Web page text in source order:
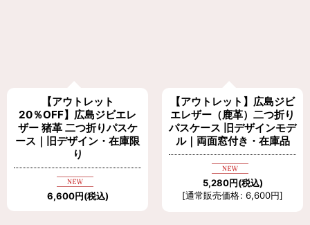
【アウトレット
20％OFF】広島ジビエレ
ザー 猪革 二つ折りパスケ
ース｜旧デザイン・在庫限
り
6,600円(税込)
【アウトレット】広島ジビ
エレザー（鹿革）二つ折り
パスケース 旧デザインモデ
ル｜両面窓付き・在庫品
5,280円(税込)
[通常販売価格: 6,600円]